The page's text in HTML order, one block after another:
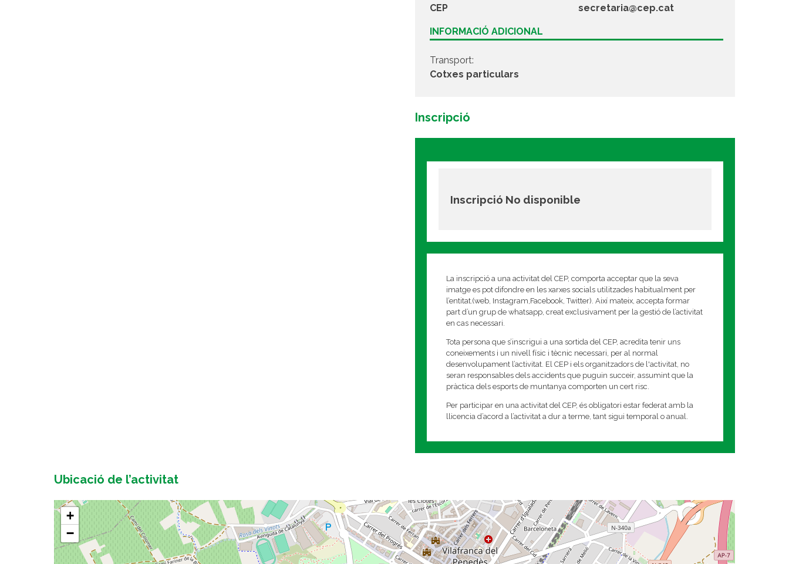
CEP
secretaria@cep.cat
INFORMACIÓ ADICIONAL
Transport:
Cotxes particulars
Inscripció
Inscripció No disponible
La inscripció a una activitat del CEP, comporta acceptar que la seva
imatge es pot difondre en les xarxes socials utilitzades habitualment per
l’entitat.(web, Instagram,Facebook, Twitter). Així mateix, accepta formar
part d’un grup de whatsapp, creat exclusivament per la gestió de l’activitat
en cas necessari.
Tota persona que s’inscrigui a una sortida del CEP, acredita tenir uns
coneixements i un nivell físic i tècnic necessari, per al normal
desenvolupament l’activitat. El CEP i els organitzadors de l'activitat, no
seran responsables dels accidents que puguin succeir, assumint que la
pràctica dels esports de muntanya comporten un cert risc.
Per participar en una activitat del CEP, és obligatori estar federat amb la
llicencia d’acord a l’activitat a dur a terme, tant sigui temporal o anual.
Ubicació de l’activitat
+
−